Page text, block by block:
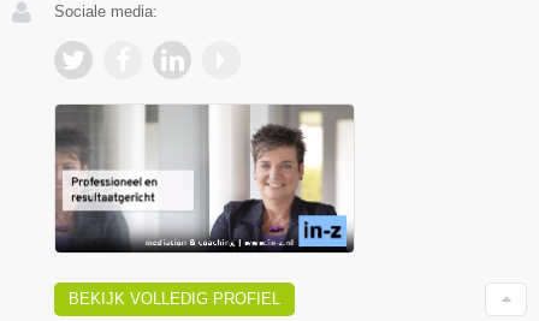
Sociale media:
BEKIJK VOLLEDIG PROFIEL